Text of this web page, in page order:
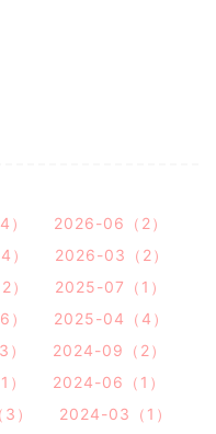
2026-06（2）
2026-03（2）
2025-07（1）
2025-04（4）
2024-09（2）
2024-06（1）
）
2024-03（1）